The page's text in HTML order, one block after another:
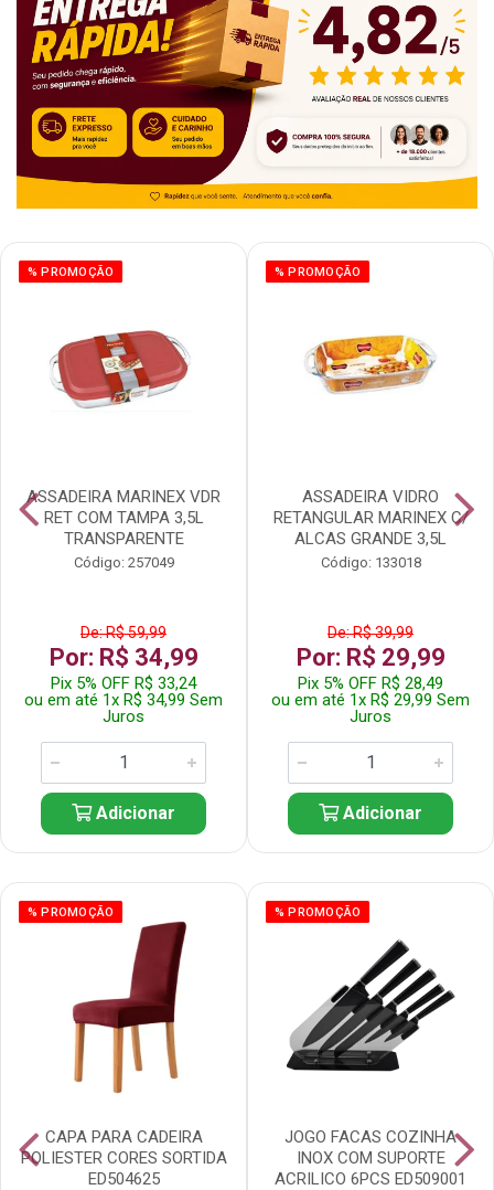
% PROMOÇÃO
ASSADEIRA MARINEX VDR
RET COM TAMPA 3,5L
TRANSPARENTE
Código: 257049
De: R$ 59,99
Por: R$ 34,99
Pix 5% OFF R$ 33,24
ou em até 1x R$ 34,99 Sem
Juros
Adicionar
% PROMOÇÃO
ASSADEIRA VIDRO
RETANGULAR MARINEX C/
ALCAS GRANDE 3,5L
Código: 133018
De: R$ 39,99
Por: R$ 29,99
Pix 5% OFF R$ 28,49
ou em até 1x R$ 29,99 Sem
Juros
Adicionar
% PROMOÇÃO
CAPA PARA CADEIRA
POLIESTER CORES SORTIDA
ED504625
% PROMOÇÃO
JOGO FACAS COZINHA
INOX COM SUPORTE
ACRILICO 6PCS ED509001